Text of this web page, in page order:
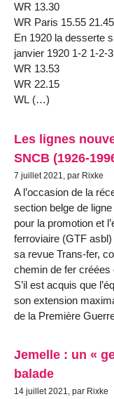
WR 13.30
WR Paris 15.55 21.45
En 1920 la desserte
janvier 1920 1-2 1-2-
WR 13.53
WR 22.15
WL (…)
Les lignes
SNCB (1926-
7 juillet 2021, par Rixke
A l’occasion de la
section belge de
pour la promotion et
ferroviaire (GTF
sa revue Trans-fer,
chemin de fer créées
S’il est acquis que
son extension
de la Première
Jemelle : un «
balade
14 juillet 2021, par Rixke